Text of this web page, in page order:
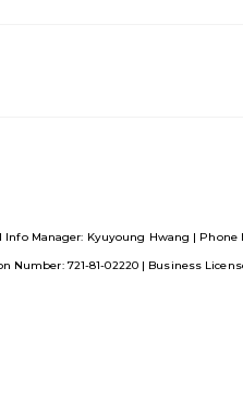
Manager: Kyuyoung Hwang | Phone
Number: 721-81-02220| Business